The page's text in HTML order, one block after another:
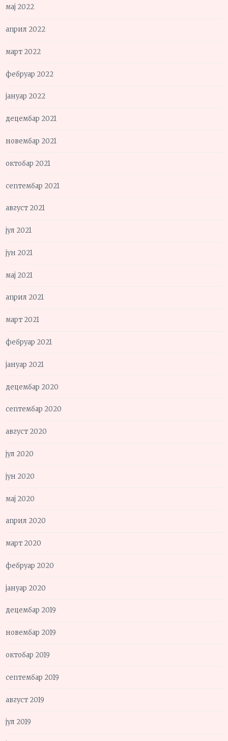
мај 2022
април 2022
март 2022
фебруар 2022
јануар 2022
децембар 2021
новембар 2021
октобар 2021
септембар 2021
август 2021
јул 2021
јун 2021
мај 2021
април 2021
март 2021
фебруар 2021
јануар 2021
децембар 2020
септембар 2020
август 2020
јул 2020
јун 2020
мај 2020
април 2020
март 2020
фебруар 2020
јануар 2020
децембар 2019
новембар 2019
октобар 2019
септембар 2019
август 2019
јул 2019